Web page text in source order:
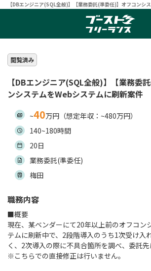
【DBエンジニア(SQL全般)】【業務委託(準委任)】オフコンシ
案件 | フリーランスエンジニア向け案件サイト 【ブーストフリー
閲覧済み
【DBエンジニア(SQL全般)】【業務委
ンシステムをWebシステムに刷新案件
~40万円（想定年収：~480万円）
140~180時間
20日
業務委託(準委任)
梅田
職務内容
■概要
現在、某ベンダーにて20年以上前のオフコン
テムに刷新中で、2段階導入のうち1次受け入
く、2次導入の際に不具合箇所を調べ、委託先
※こちらでの直接修正は行いません。